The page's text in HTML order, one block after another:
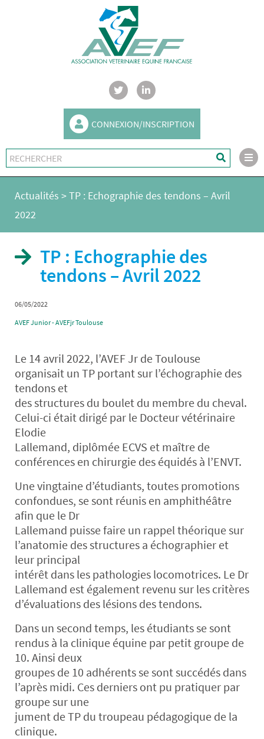
CONNEXION/INSCRIPTION
Actualités >TP : Echographie des tendons – Avril
2022
TP : Echographie des
tendons – Avril 2022
06/05/2022
AVEF Junior - AVEFjr Toulouse
Le 14 avril 2022, l’AVEF Jr de Toulouse
organisait un TP portant sur l’échographie des
tendons et
des structures du boulet du membre du cheval.
Celui-ci était dirigé par le Docteur vétérinaire
Elodie
Lallemand, diplômée ECVS et maître de
conférences en chirurgie des équidés à l’ENVT.
Une vingtaine d’étudiants, toutes promotions
confondues, se sont réunis en amphithéâtre
afin que le Dr
Lallemand puisse faire un rappel théorique sur
l’anatomie des structures a échographier et
leur principal
intérêt dans les pathologies locomotrices. Le Dr
Lallemand est également revenu sur les critères
d’évaluations des lésions des tendons.
Dans un second temps, les étudiants se sont
rendus à la clinique équine par petit groupe de
10. Ainsi deux
groupes de 10 adhérents se sont succédés dans
l’après midi. Ces derniers ont pu pratiquer par
groupe sur une
jument de TP du troupeau pédagogique de la
clinique.